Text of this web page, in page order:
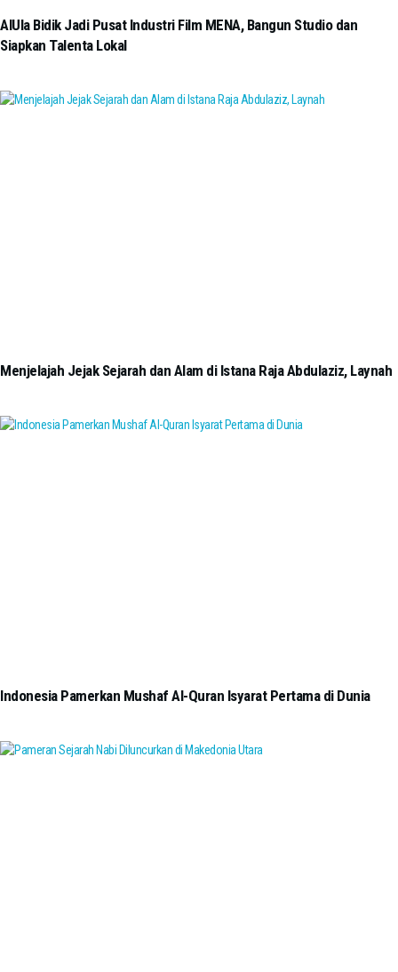
AlUla Bidik Jadi Pusat Industri Film MENA, Bangun Studio dan
Siapkan Talenta Lokal
Menjelajah Jejak Sejarah dan Alam di Istana Raja Abdulaziz, Laynah
Indonesia Pamerkan Mushaf Al-Quran Isyarat Pertama di Dunia